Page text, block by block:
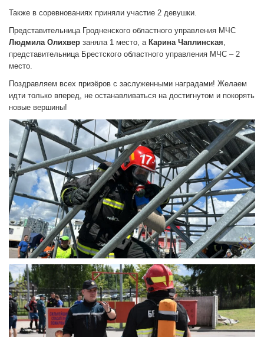
Также в соревнованиях приняли участие 2 девушки.
Представительница Гродненского областного управления МЧС
Людмила Олихвер заняла 1 место, а Карина Чаплинская
представительница Брестского областного управления МЧС – 2
место.
Поздравляем всех призёров с заслуженными наградами! Желаем
идти только вперед, не останавливаться на достигнутом и покорять
новые вершины!